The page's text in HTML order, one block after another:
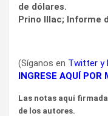
de dólares.
Prino Illac; Informe
(Síganos en Twitter y
INGRESE AQUÍ POR
Las notas aquí
de los autores.